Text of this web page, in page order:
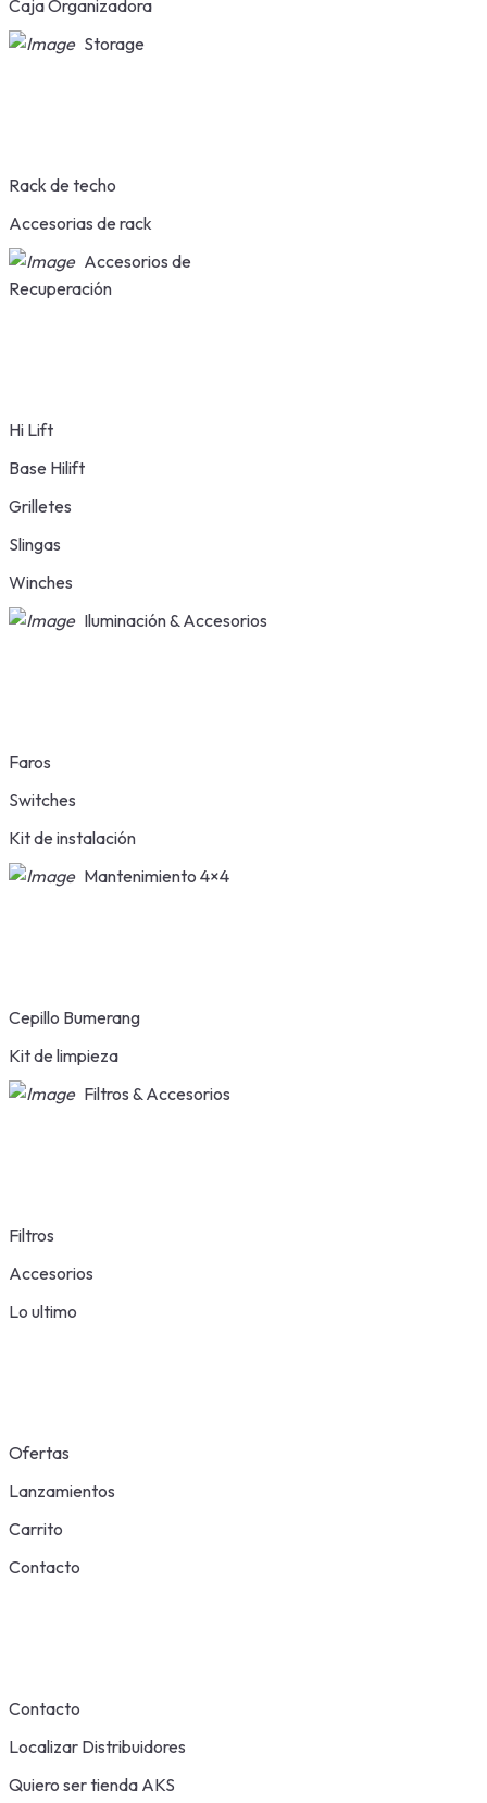
Caja Organizadora
Storage
Rack de techo
Accesorias de rack
Accesorios de
Recuperación
Hi Lift
Base Hilift
Grilletes
Slingas
Winches
Iluminación & Accesorios
Faros
Switches
Kit de instalación
Mantenimiento 4×4
Cepillo Bumerang
Kit de limpieza
Filtros & Accesorios
Filtros
Accesorios
Lo ultimo
Ofertas
Lanzamientos
Carrito
Contacto
Contacto
Localizar Distribuidores
Quiero ser tienda AKS